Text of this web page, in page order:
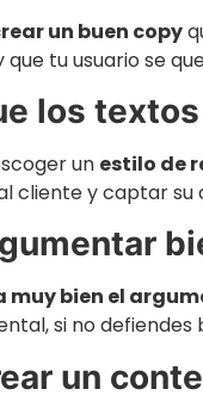
un buen copy
que tu usuario se
los
un estilo de
cliente y captar su
muy bien el
si no
un